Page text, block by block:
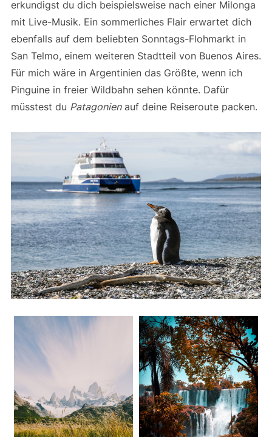
erkundigst du dich beispielsweise nach einer Milonga
mit Live-Musik. Ein sommerliches Flair erwartet dich
ebenfalls auf dem beliebten Sonntags-Flohmarkt in
San Telmo, einem weiteren Stadtteil von Buenos Aires.
Für mich wäre in Argentinien das Größte, wenn ich
Pinguine in freier Wildbahn sehen könnte. Dafür
müsstest du Patagonienauf deine Reiseroute packen.